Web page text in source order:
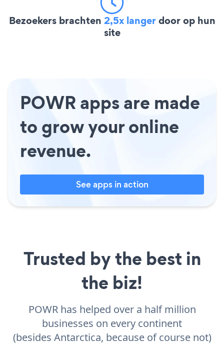
Bezoekers brachten 2,5x langerdoor op hun
site
POWR apps are made
to grow your online
revenue.
See apps in action
Trusted by the best in
the biz!
POWR has helped over a half million
businesses on every continent
(besides Antarctica, because of course not)